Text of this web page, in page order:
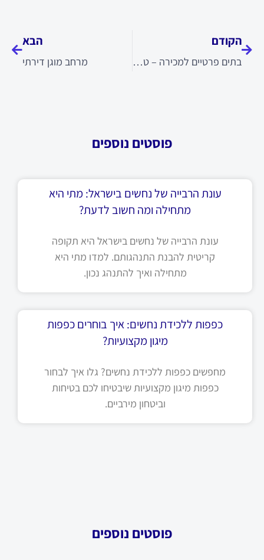
הקודם
בתים פרטיים למכירה – טיפים לרכישת בית פרטי במחיר משתלם
הבא
מרחב מוגן דירתי
פוסטים נוספים
עונת הרבייה של נחשים בישראל: מתי היא
מתחילה ומה חשוב לדעת?
עונת הרבייה של נחשים בישראל היא תקופה
קריטית להבנת התנהגותם. למדו מתי היא
מתחילה ואיך להתנהג נכון.
כפפות ללכידת נחשים: איך בוחרים כפפות
מיגון מקצועיות?
מחפשים כפפות ללכידת נחשים? גלו איך לבחור
כפפות מיגון מקצועיות שיבטיחו לכם בטיחות
וביטחון מירביים.
פוסטים נוספים